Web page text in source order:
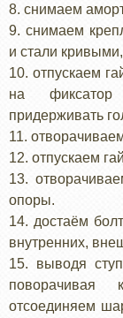
8. снимаем
9. снимаем
и стали
10. отпускаем
на фиксатор
придерживать
11.
12. отпускаем
13.
опоры.
14. достаём
внутренних,
15. выводя
поворачивая
отсоединяем